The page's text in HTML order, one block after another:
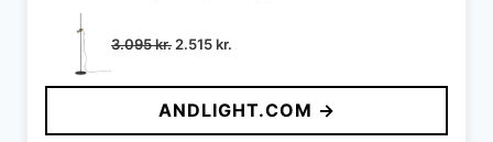
3.095kr. Den
pris
var:
3.095 kr..
2.515kr.
pris
er:
2.515 kr..
ANDLIGHT.COM →